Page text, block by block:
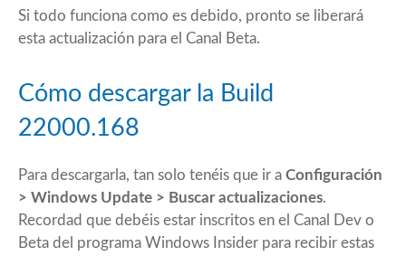
Si todo funciona como es debido, pronto se liberará
esta actualización para el Canal Beta.
Cómo descargar la Build
22000.168
Para descargarla, tan solo tenéis que ir a Configuración
> Windows Update > Buscar actualizaciones.
Recordad que debéis estar inscritos en el Canal Dev o
Beta del programa Windows Insider para recibir estas